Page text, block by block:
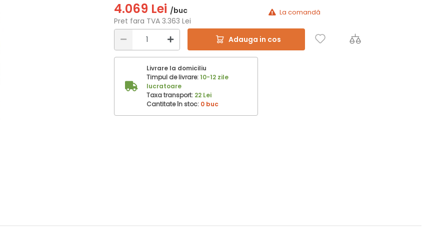
4.069 Lei /buc
Pret fara TVA 3.363 Lei
La comandă
Adauga in cos
Livrare la domiciliu
Timpul de livrare:10-12 zile
lucratoare
Taxa transport: 22 Lei
Cantitate în stoc: 0 buc